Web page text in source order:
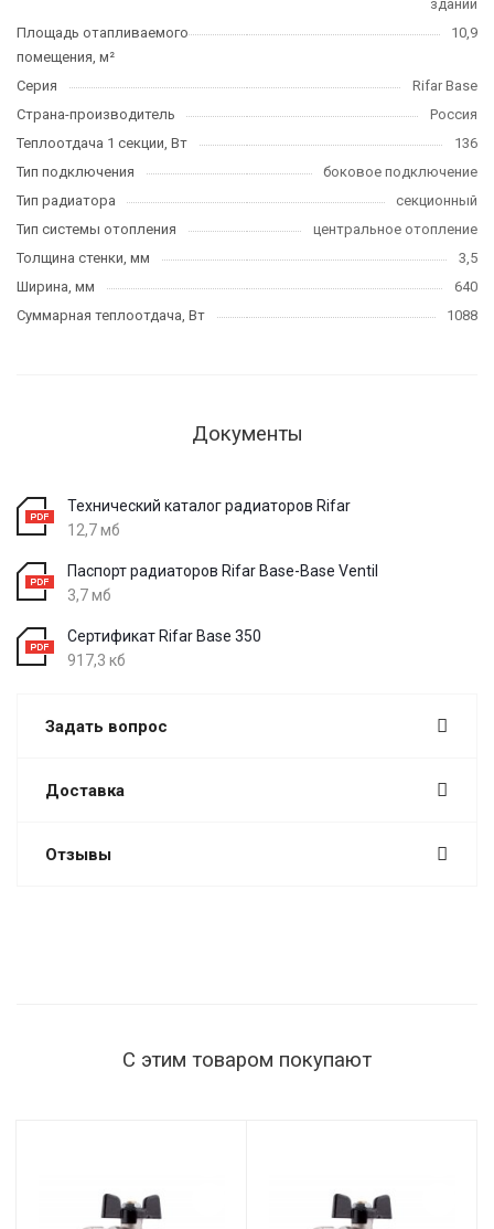
зданий
Площадь отапливаемого
помещения, м²
10,9
Серия
Rifar Base
Страна-производитель
Россия
Теплоотдача 1 секции, Вт
136
Тип подключения
боковое подключение
Тип радиатора
секционный
Тип системы отопления
центральное отопление
Толщина стенки, мм
3,5
Ширина, мм
640
Суммарная теплоотдача, Вт
1088
Документы
Технический каталог радиаторов Rifar
12,7 мб
Паспорт радиаторов Rifar Base-Base Ventil
3,7 мб
Сертификат Rifar Base 350
917,3 кб
Задать вопрос
Доставка
Отзывы
С этим товаром покупают